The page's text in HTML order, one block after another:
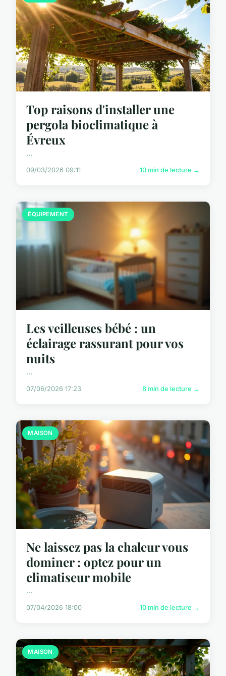
Top raisons d'installer une
pergola bioclimatique à
Évreux
...
09/03/2026 09:11 10 min de lecture →
ÉQUIPEMENT
Les veilleuses bébé : un
éclairage rassurant pour vos
nuits
...
07/06/2026 17:23 8 min de lecture →
MAISON
Ne laissez pas la chaleur vous
dominer : optez pour un
climatiseur mobile
...
07/04/2026 18:00 10 min de lecture →
MAISON